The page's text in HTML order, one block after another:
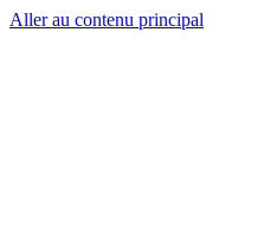
Aller au contenu principal